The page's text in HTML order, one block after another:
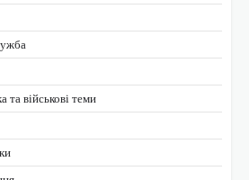
та військові теми